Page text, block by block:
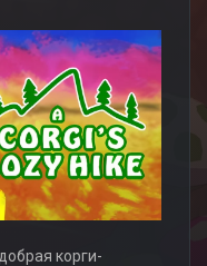
корги-